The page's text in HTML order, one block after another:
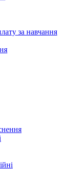
за навчання